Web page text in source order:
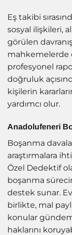
Eş takibi
sosyal ilişkileri,
görülen
mahkemelerde
profesyonel
doğruluk
kişilerin
yardımcı olur.
Anadolufeneri
Boşanma
araştırmalara
Özel Dedektif
boşanma
destek sunar.
birlikte, mal
konular
haklarını